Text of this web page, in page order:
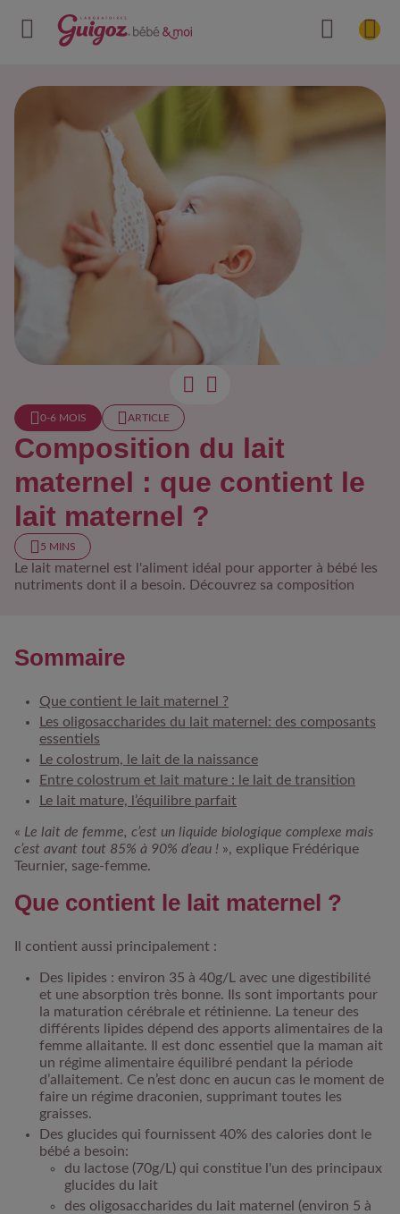
0-6 MOIS​ ARTICLE
Composition du lait
maternel : que contient le
lait maternel ?
5 MINS
Le lait maternel est l'aliment idéal pour apporter à bébé les
nutriments dont il a besoin. Découvrez sa composition
Sommaire
Que contient le lait maternel ?
Les oligosaccharides du lait maternel: des composants
essentiels
Le colostrum, le lait de la naissance
Entre colostrum et lait mature : le lait de transition
Le lait mature, l’équilibre parfait
« Le lait de femme, c’est un liquide biologique complexe mais
c’est avant tout 85% à 90% d’eau ! », explique Frédérique
Teurnier, sage-femme.
Que contient le lait maternel ?
Il contient aussi principalement :
Des lipides : environ 35 à 40g/L avec une digestibilité
et une absorption très bonne. Ils sont importants pour
la maturation cérébrale et rétinienne. La teneur des
différents lipides dépend des apports alimentaires de la
femme allaitante. Il est donc essentiel que la maman ait
un régime alimentaire équilibré pendant la période
d’allaitement. Ce n’est donc en aucun cas le moment de
faire un régime draconien, supprimant toutes les
graisses.
Des glucides qui fournissent 40% des calories dont le
bébé a besoin:
du lactose (70g/L) qui constitue l'un des principaux
glucides du lait
des oligosaccharides du lait maternel (environ 5 à